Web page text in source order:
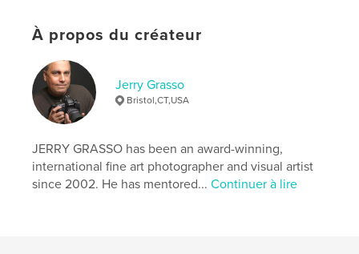
Format choisi:Format paysage, 25×20 cm
# de pages:
ISBN
Couverture souple: 9798211193871
Date de publication:
LangueEnglish
Mots-clés
black and white , abandoned , photography
À propos du créateur
Jerry Grasso
Bristol,CT,USA
JERRY GRASSO has been an award-winning,
international fine art photographer and visual artist
since 2002. He has mentored...Continuer à lire